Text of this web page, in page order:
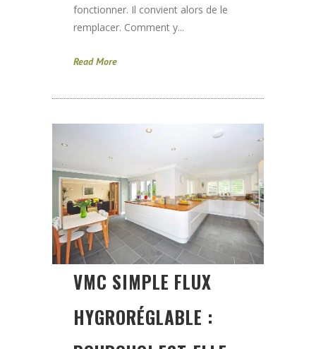
fonctionner. Il convient alors de le
remplacer. Comment y...
Read More
VMC SIMPLE FLUX
HYGRORÉGLABLE :